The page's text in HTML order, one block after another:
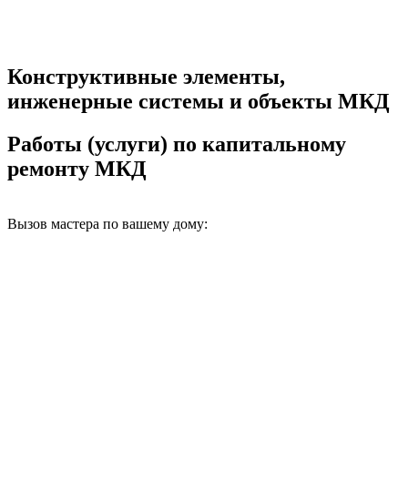
Конструктивные элементы,
инженерные системы и объекты МКД
Работы (услуги) по капитальному
ремонту МКД
Вызов мастера по вашему дому: